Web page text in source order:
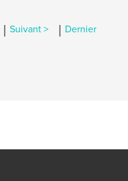
| Suivant > | Dernier